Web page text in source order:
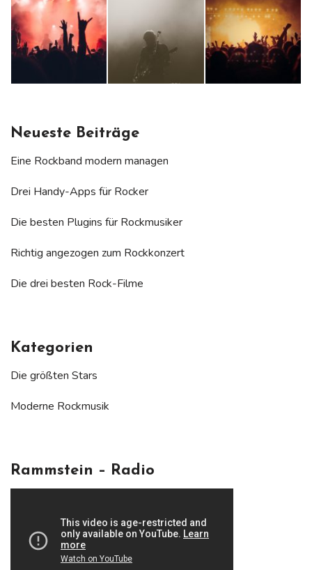
Neueste Beiträge
Eine Rockband modern managen
Drei Handy-Apps für Rocker
Die besten Plugins für Rockmusiker
Richtig angezogen zum Rockkonzert
Die drei besten Rock-Filme
Kategorien
Die größten Stars
Moderne Rockmusik
Rammstein – Radio